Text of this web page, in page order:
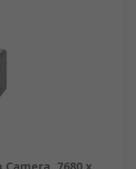
ผลให้กล้องงู
ม มีการ
ช้งานที่หลาก